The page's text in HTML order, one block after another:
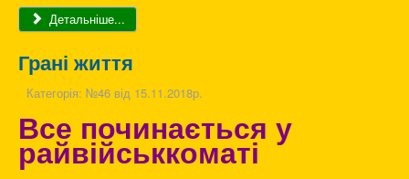
Детальніше...
Грані життя
Категорія: №46 від 15.11.2018р.
Все починається у
райвійськкоматі